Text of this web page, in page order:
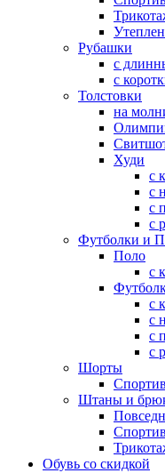
Рубашки
с
с
Толстовки
на
Худи
с
с
с
с
Футболки и
Поло
с
с
с
с
с
Шорты
Штаны и
Обувь со скидкой